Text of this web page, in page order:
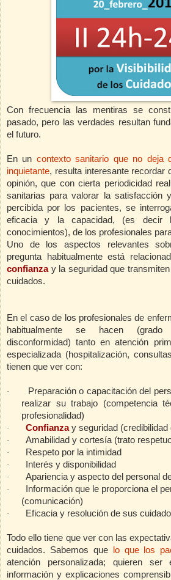
Con frecuencia las mentiras se
pasado, pero las verdades resultan
el futuro.
En un contexto sanitario que no deja
inquietante, resulta interesante recordar
opinión, que con cierta periodicidad
sanitarias para valorar la satisfacción
percibida por los pacientes, se
eficacia y la capacidad, (es decir
conocimientos), de los profesionales
Uno de los aspectos relevantes
pregunta habitualmente está
confianza y la seguridad que
cuidados.
En el caso de los profesionales de
habitualmente se hacen
disconformidad) tanto en atención
especializada (hospitalización,
tienen que ver con:
·
Preparación o capacitación del
realizar su trabajo (competencia
profesionalidad)
· Confianzay seguridad (credibilidad
· Amabilidad y cortesía (trato
· Respeto por la intimidad
· Interés y disponibilidad
· Apariencia y aspecto del personal
·
Información que le proporciona el
(comunicación)
· Eficacia y resolución de sus
Todo ello tiene que ver con las
cuidados. Sabemos que
lo que los
atención personalizada; quieren ser
información y explicaciones